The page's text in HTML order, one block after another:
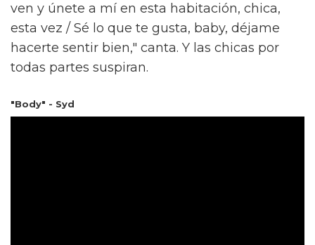
ven y únete a mí en esta habitación, chica,
esta vez / Sé lo que te gusta, baby, déjame
hacerte sentir bien," canta. Y las chicas por
todas partes suspiran.
"Body" - Syd